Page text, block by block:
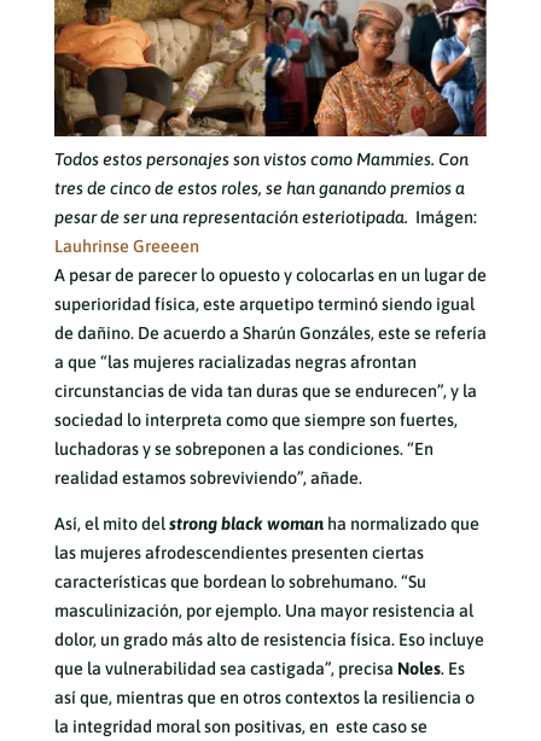
Todos estos personajes son vistos como Mammies. Con
tres de cinco de estos roles, se han ganando premios a
pesar de ser una representación esteriotipada. Imágen:
Lauhrinse Greeeen
A pesar de parecer lo opuesto y colocarlas en un lugar de
superioridad física, este arquetipo terminó siendo igual
de dañino. De acuerdo a Sharún Gonzáles, este se refería
a que “las mujeres racializadas negras afrontan
circunstancias de vida tan duras que se endurecen”, y la
sociedad lo interpreta como que siempre son fuertes,
luchadoras y se sobreponen a las condiciones. “En
realidad estamos sobreviviendo”, añade.
Así, el mito del strong black woman ha normalizado que
las mujeres afrodescendientes presenten ciertas
características que bordean lo sobrehumano. “Su
masculinización, por ejemplo. Una mayor resistencia al
dolor, un grado más alto de resistencia física. Eso incluye
que la vulnerabilidad sea castigada”, precisa Noles. Es
así que, mientras que en otros contextos la resiliencia o
la integridad moral son positivas, en este caso se